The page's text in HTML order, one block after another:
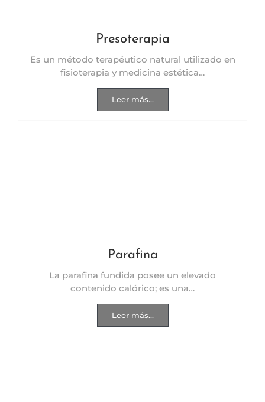
Presoterapia
Es un método terapéutico natural utilizado en
fisioterapia y medicina estética…
Leer más...
Parafina
La parafina fundida posee un elevado
contenido calórico; es una…
Leer más...